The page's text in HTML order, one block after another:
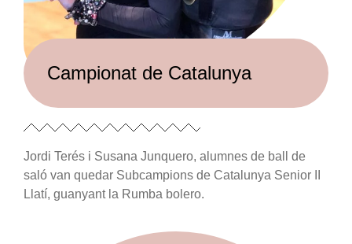
Campionat de Catalunya
Jordi Terés i Susana Junquero, alumnes de ball de
saló van quedar Subcampions de Catalunya Senior II
Llatí, guanyant la Rumba bolero.